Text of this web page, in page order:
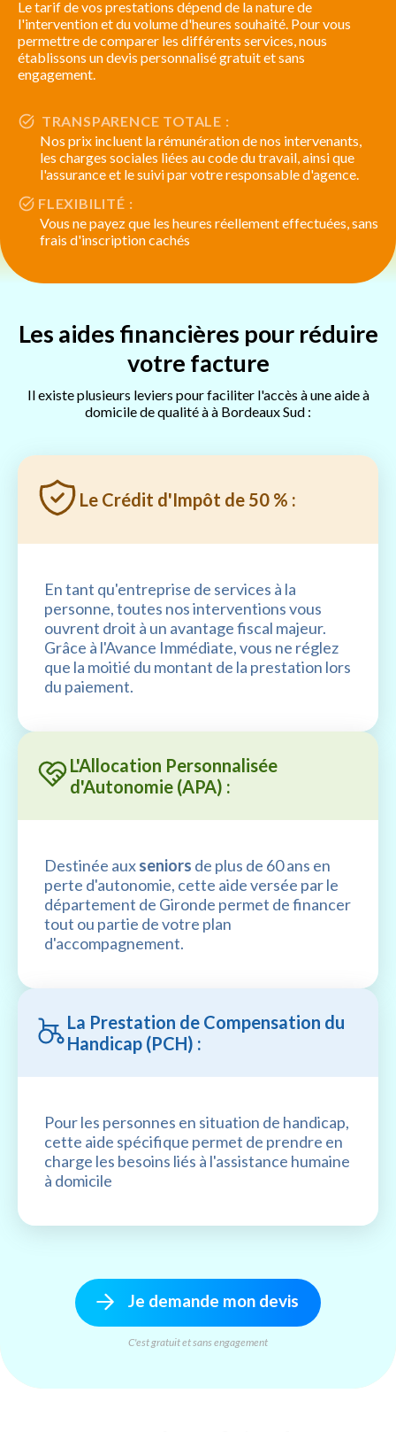
Le tarif de vos prestations dépend de la nature de
l'intervention et du volume d'heures souhaité. Pour vous
permettre de comparer les différents services, nous
établissons un devis personnalisé gratuit et sans
engagement.
TRANSPARENCE TOTALE :
Nos prix incluent la rémunération de nos intervenants,
les charges sociales liées au code du travail, ainsi que
l'assurance et le suivi par votre responsable d'agence.
FLEXIBILITÉ :
Vous ne payez que les heures réellement effectuées, sans
frais d'inscription cachés
Les aides financières pour réduire
votre facture
Il existe plusieurs leviers pour faciliter l'accès à une aide à
domicile de qualité à à Bordeaux Sud :
Le Crédit d'Impôt de 50 % :
En tant qu'entreprise de services à la
personne, toutes nos interventions vous
ouvrent droit à un avantage fiscal majeur.
Grâce à l'Avance Immédiate, vous ne réglez
que la moitié du montant de la prestation lors
du paiement.
L'Allocation Personnalisée
d'Autonomie (APA) :
Destinée auxseniors de plus de 60 ans en
perte d'autonomie, cette aide versée par le
département de Gironde permet de financer
tout ou partie de votre plan
d'accompagnement.
La Prestation de Compensation du
Handicap (PCH) :
Pour les personnes en situation de handicap,
cette aide spécifique permet de prendre en
charge les besoins liés à l'assistance humaine
à domicile
Je demande mon devis
C'est gratuit et sans engagement